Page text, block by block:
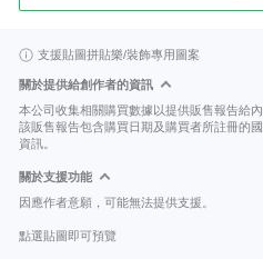
支援貼圖拼貼樂/裝飾專用圖案
關於提供給創作者的資訊
本公司收集相關購買數據以提供販售報告給內
該販售報告包含購買日期及購買者所註冊的
資訊。
關於支援功能
因應作者意願，可能無法提供支援。
點選貼圖即可預覽